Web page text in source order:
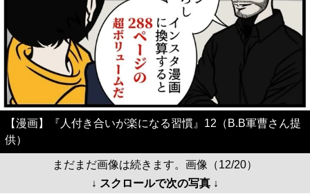
【漫画】『人付き合いが楽になる習慣』12（B.B軍曹さん提
供）
まだまだ画像は続きます。画像（12/20）
↓ スクロールで次の写真 ↓